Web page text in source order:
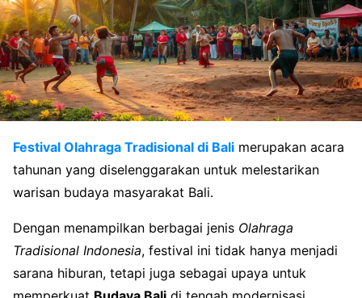
Festival Olahraga Tradisional di Bali merupakan acara
tahunan yang diselenggarakan untuk melestarikan
warisan budaya masyarakat Bali.
Dengan menampilkan berbagai jenis Olahraga
Tradisional Indonesia, festival ini tidak hanya menjadi
sarana hiburan, tetapi juga sebagai upaya untuk